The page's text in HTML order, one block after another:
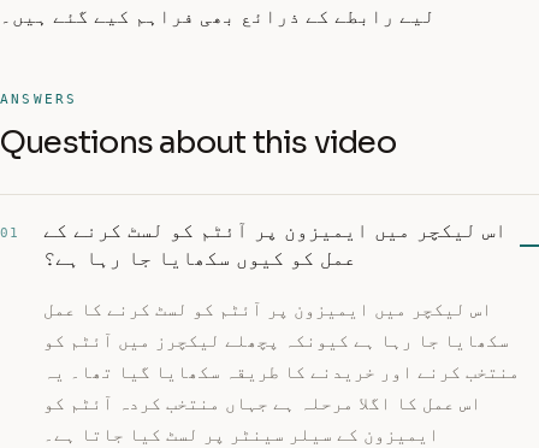
لیے رابطے کے ذرائع بھی فراہم کیے گئے ہیں۔
ANSWERS
Questions about this video
01
اس لیکچر میں ایمیزون پر آئٹم کو لسٹ کرنے کے
عمل کو کیوں سکھایا جا رہا ہے؟
اس لیکچر میں ایمیزون پر آئٹم کو لسٹ کرنے کا عمل
سکھایا جا رہا ہے کیونکہ پچھلے لیکچرز میں آئٹم کو
منتخب کرنے اور خریدنے کا طریقہ سکھایا گیا تھا۔ یہ
اس عمل کا اگلا مرحلہ ہے جہاں منتخب کردہ آئٹم کو
ایمیزون کے سیلر سینٹر پر لسٹ کیا جاتا ہے۔